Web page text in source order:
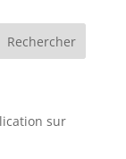
sur